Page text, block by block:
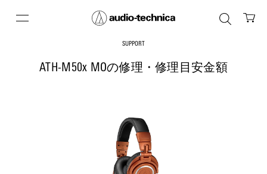
SUPPORT
ATH-M50x MOの修理・修理目安金額